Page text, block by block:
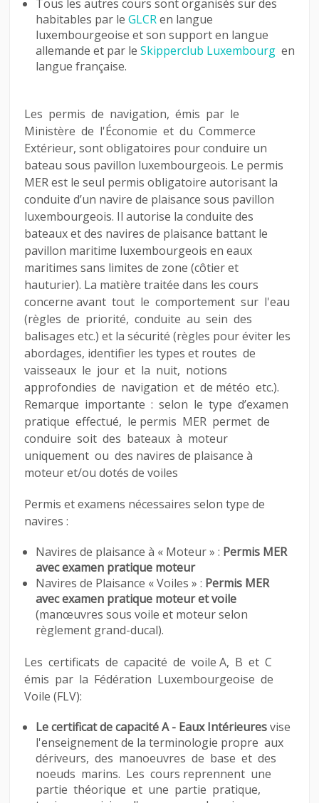
Tous les autres cours sont organisés sur des
habitables par le GLCRen langue
luxembourgeoise et son support en langue
allemande et par le Skipperclub Luxembourgen
langue française.
Les permis de navigation, émis par le
Ministère de l'Économie et du Commerce
Extérieur, sont obligatoires pour conduire un
bateau sous pavillon luxembourgeois. Le permis
MER est le seul permis obligatoire autorisant la
conduite d’un navire de plaisance sous pavillon
luxembourgeois. Il autorise la conduite des
bateaux et des navires de plaisance battant le
pavillon maritime luxembourgeois en eaux
maritimes sans limites de zone (côtier et
hauturier). La matière traitée dans les cours
concerne avant tout le comportement sur l'eau
(règles de priorité, conduite au sein des
balisages etc.) et la sécurité (règles pour éviter les
abordages, identifier les types et routes de
vaisseaux le jour et la nuit, notions
approfondies de navigation et de météo etc.).
Remarque importante : selon le type d’examen
pratique effectué, le permis MER permet de
conduire soit des bateaux à moteur
uniquement ou des navires de plaisance à
moteur et/ou dotés de voiles
Permis et examens nécessaires selon type de
navires :
Navires de plaisance à « Moteur » : Permis MER
avec examen pratique moteur
Navires de Plaisance « Voiles » : Permis MER
avec examen pratique moteur et voile
(manœuvres sous voile et moteur selon
règlement grand-ducal).
Les certificats de capacité de voile A, B et C
émis par la Fédération Luxembourgeoise de
Voile (FLV):
Le certificat de capacité A - Eaux Intérieuresvise
l'enseignement de la terminologie propre aux
dériveurs, des manoeuvres de base et des
noeuds marins. Les cours reprennent une
partie théorique et une partie pratique,